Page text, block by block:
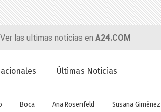
Ver las ultimas noticias en A24.COM
Últimas Noticias
Boca Ana Rosenfeld Susana Giménez